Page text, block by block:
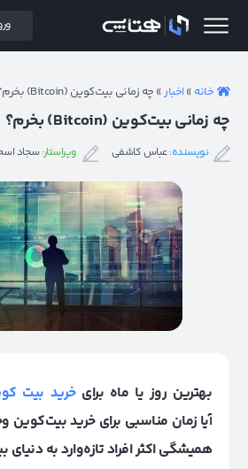
همتاپی
خانه »اخبار» چه زمانی بیت‌کوین (Bitcoin) بخرم؟
چه زمانی بیت‌کوین (Bitcoin) بخرم؟
نویسنده:عباس کاشفی ویراستار:سجاد
بهترین روز یا ماه برایخرید بیت
آیا زمان مناسبی برای خرید بیت‌کوین
همیشگی اکثر افراد تازه‌وارد به